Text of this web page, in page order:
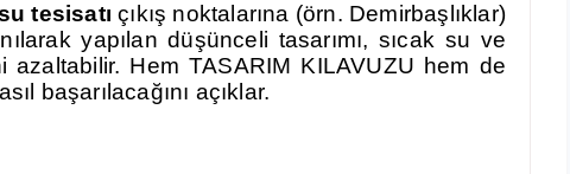
tesisatı çıkış noktalarına (örn. Demirbaşlıklar)
yapılan düşünceli tasarımı, sıcak su ve
azaltabilir. Hem TASARIM KILAVUZU hem de
başarılacağını açıklar.